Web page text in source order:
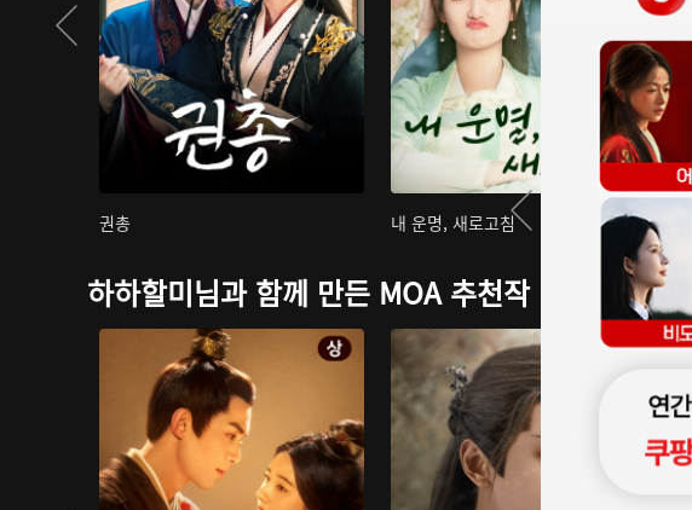
권총 내 운명, 새로고침
하하할미님과 함께 만든 MOA 추천작